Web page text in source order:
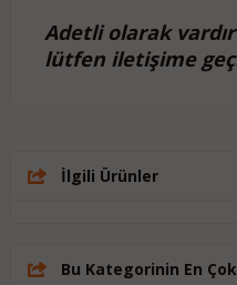
Adetli olarak vardır
lütfen iletişime
İlgili Ürünler
Bu Kategorinin En